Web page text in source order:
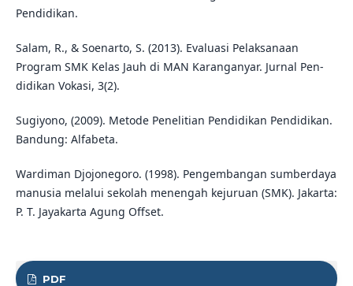
Pendidikan.
Salam, R., & Soenarto, S. (2013). Evaluasi Pelaksanaan
Program SMK Kelas Jauh di MAN Karanganyar. Jurnal Pen-
didikan Vokasi, 3(2).
Sugiyono, (2009). Metode Penelitian Pendidikan Pendidikan.
Bandung: Alfabeta.
Wardiman Djojonegoro. (1998). Pengembangan sumberdaya
manusia melalui sekolah menengah kejuruan (SMK). Jakarta:
P. T. Jayakarta Agung Offset.
PDF